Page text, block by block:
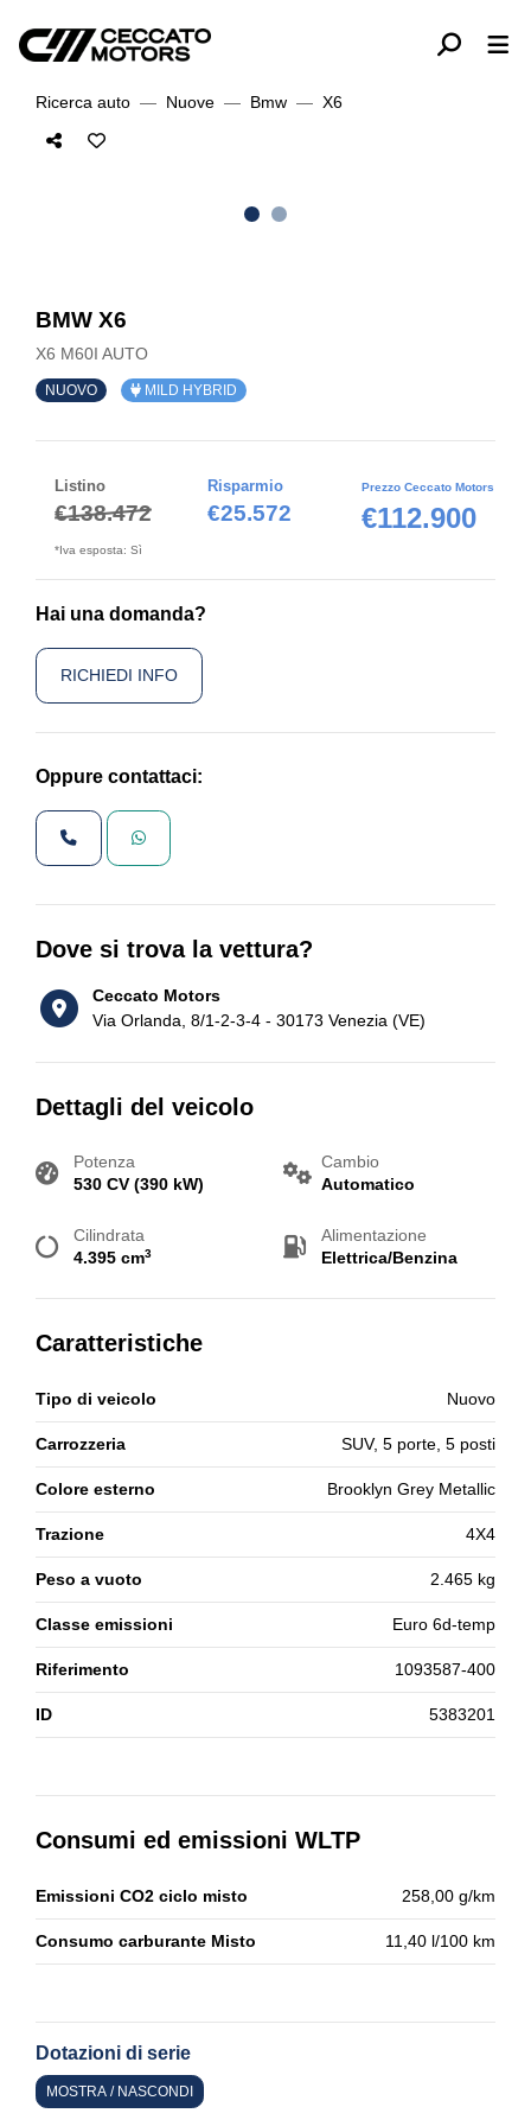
Ricerca auto Nuove Bmw X6
BMW X6
X6 M60I AUTO
NUOVO MILD HYBRID
Listino
€138.472
Risparmio
€25.572
Prezzo Ceccato Motors
€112.900
*Iva esposta: Sì
Hai una domanda?
RICHIEDI INFO
Oppure contattaci:
Dove si trova la vettura?
Ceccato Motors
Via Orlanda, 8/1-2-3-4 - 30173 Venezia (VE)
Dettagli del veicolo
Potenza
530 CV (390 kW)
Cambio
Automatico
Cilindrata
4.395 cm3
Alimentazione
Elettrica/Benzina
Caratteristiche
Tipo di veicolo Nuovo
Carrozzeria SUV, 5 porte, 5 posti
Colore esterno Brooklyn Grey Metallic
Trazione 4X4
Peso a vuoto 2.465 kg
Classe emissioni Euro 6d-temp
Riferimento 1093587-400
ID 5383201
Consumi ed emissioni WLTP
Emissioni CO2 ciclo misto 258,00 g/km
Consumo carburante Misto 11,40 l/100 km
Dotazioni di serie
MOSTRA / NASCONDI